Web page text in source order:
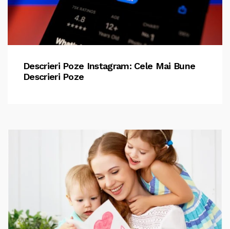
Descrieri Poze Instagram: Cele Mai Bune
Descrieri Poze